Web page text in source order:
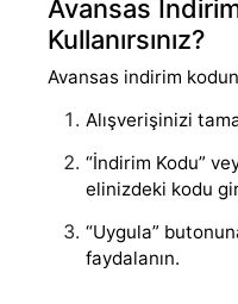
Avansas İndirim
Kullanırsınız?
Avansas indirim
Alışverişinizi
“İndirim Kodu”
elinizdeki kodu
“Uygula”
faydalanın.